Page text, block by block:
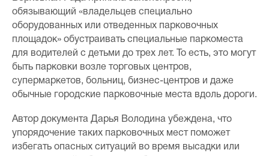
обязывающий «владельцев специально
оборудованных или отведенных парковочных
площадок» обустраивать специальные паркоместа
для водителей с детьми до трех лет. То есть, это могут
быть парковки возле торговых центров,
супермаркетов, больниц, бизнес-центров и даже
обычные городские парковочные места вдоль дороги.
Автор документа Дарья Володина убеждена, что
упорядочение таких парковочных мест поможет
избегать опасных ситуаций во время высадки или